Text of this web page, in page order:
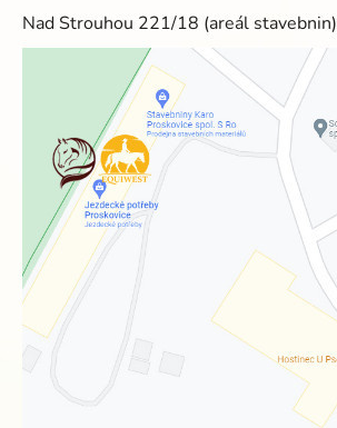
Nad Strouhou 221/18 (areál stavebnin)